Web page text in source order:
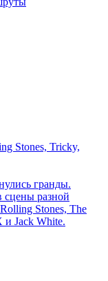
Stones, Tricky,
гранды.
сцены разной
Stones, The
и Jack White.